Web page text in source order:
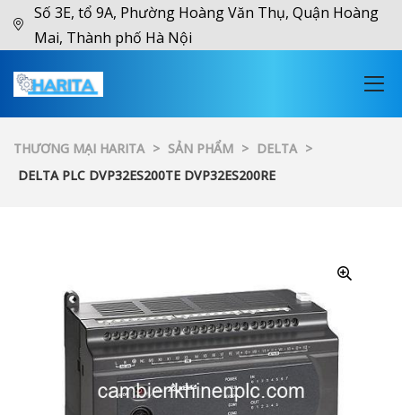
Số 3E, tổ 9A, Phường Hoàng Văn Thụ, Quận Hoàng
Mai, Thành phố Hà Nội
THƯƠNG MẠI HARITA > SẢN PHẨM > DELTA >
DELTA PLC DVP32ES200TE DVP32ES200RE